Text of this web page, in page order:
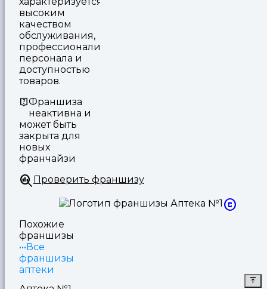
высоким
качеством
обслуживания,
профессионализмом
персонала и
доступностью
товаров.
Франшиза
неактивна и
может быть
закрыта для
новых
франчайзи
Проверить франшизу
Похожие
франшизы
Все
франшизы
аптеки